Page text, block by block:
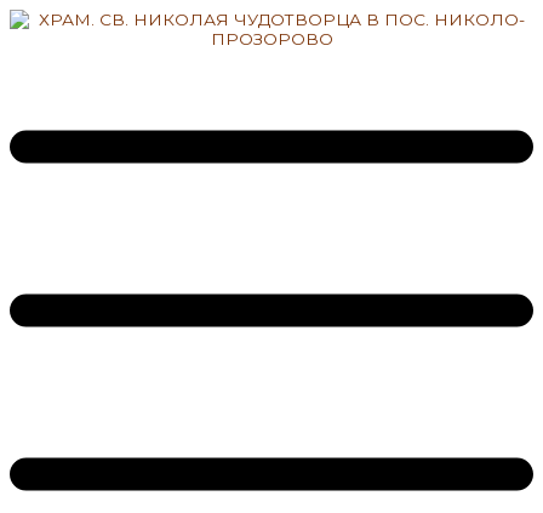
Перейти